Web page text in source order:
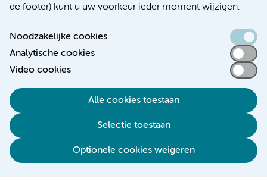
de footer) kunt u uw voorkeur ieder moment wijzigen.
Noodzakelijke cookies
Analytische cookies
Video cookies
Alle cookies toestaan
Selectie toestaan
Optionele cookies weigeren
Toegankelijkheidsverklaring
Responsible disclosure
Algemene privacyverklaring